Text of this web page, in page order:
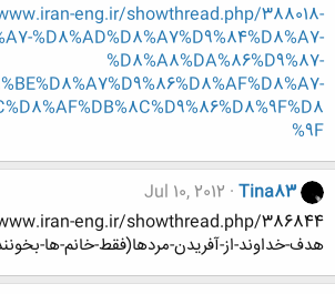
eng.ir/showthread.php/388018-
%D8%AD%D8%A7%D9%84%D8%A7-
%D8%A8%DA%86%D9%87-
%9F
Tina83
Jul 10, 2012
هدف-خداوند-از-آفریدن-مردها(فقط-خانم-ها-